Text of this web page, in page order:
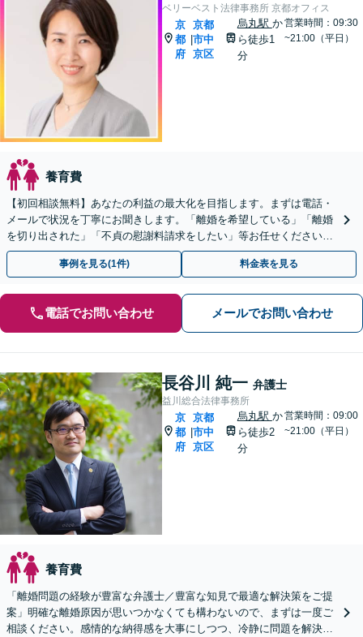
ベリーベスト法律事務所 京都オフィス
京
都
府
|
京都
市中
京区
烏丸駅 か
ら徒歩1
分
営業時間：09:30
~21:00（平日）
養育費
【初回相談無料】あなたの利益の最大化を目指します。まずは電話・
メールで状況を丁寧にお聞きします。「離婚を希望している」「離婚
を切り出された」「不貞の慰謝料請求をしたい」等お任せください。
【リーズナブルな料金設定】
事例を見る(1件) 料金表を見る
電話でお問い合わせ メールでお問い合わせ
長谷川 純一 弁護士
益川総合法律事務所
京
都
府
|
京都
市中
京区
烏丸駅 か
ら徒歩2
分
営業時間：09:00
~21:00（平日）
養育費
「離婚問題の経験が豊富な弁護士／豊富な知見で最適な解決策をご提
案」明確な離婚原因が思いつかなくても構わないので、まずは一度ご
相談ください。感情的な納得感を大事にしつつ、冷静に問題を解決